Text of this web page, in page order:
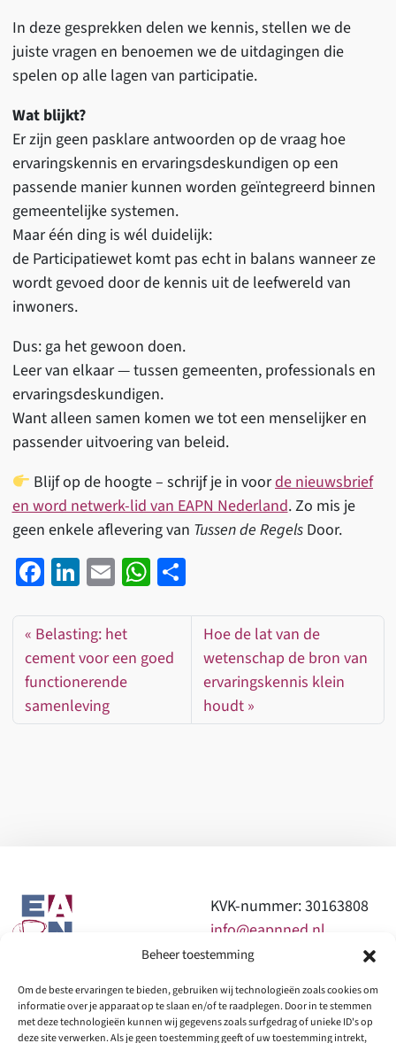
Beheer toestemming
Om de beste ervaringen te bieden, gebruiken wij technologieën zoals cookies om
informatie over je apparaat op te slaan en/of te raadplegen. Door in te stemmen
met deze technologieën kunnen wij gegevens zoals surfgedrag of unieke ID's op
deze site verwerken. Als je geen toestemming geeft of uw toestemming intrekt,
In deze gesprekken delen we kennis, stellen we de
juiste vragen en benoemen we de uitdagingen die
spelen op alle lagen van participatie.
Wat blijkt?
Er zijn geen pasklare antwoorden op de vraag hoe
ervaringskennis en ervaringsdeskundigen op een
passende manier kunnen worden geïntegreerd binnen
gemeentelijke systemen.
Maar één ding is wél duidelijk:
de Participatiewet komt pas echt in balans wanneer ze
wordt gevoed door de kennis uit de leefwereld van
inwoners.
Dus: ga het gewoon doen.
Leer van elkaar — tussen gemeenten, professionals en
ervaringsdeskundigen.
Want alleen samen komen we tot een menselijker en
passender uitvoering van beleid.
Blijf op de hoogte – schrijf je in voorde nieuwsbrief
en word netwerk-lid van EAPN Nederland. Zo mis je
geen enkele aflevering van Tussen de RegelsDoor.
Fa
ce
b
o
o
k
Li
n
ke
dI
n
E
m
ail
W
h
at
sA
p
D
e
Belasting: het
cement voor een goed
functionerende
samenleving
Hoe de lat van de
wetenschap de bron van
ervaringskennis klein
houdt
KVK-nummer: 30163808
info@eapnned.nl
0644173250